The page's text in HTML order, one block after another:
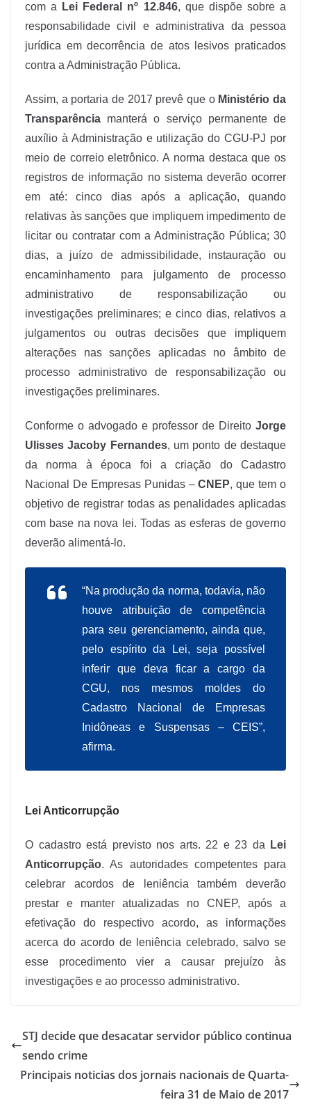
com a
Lei Federal nº 12.846, que dispõe sobre a
responsabilidade civil e administrativa da pessoa
jurídica em decorrência de atos lesivos praticados
contra a Administração Pública.
Assim, a portaria de 2017 prevê que o Ministério da
Transparência manterá o serviço permanente de
auxílio à Administração e utilização do CGU-PJ por
meio de correio eletrônico. A norma destaca que os
registros de informação no sistema deverão ocorrer
em até: cinco dias após a aplicação, quando
relativas às sanções que impliquem impedimento de
licitar ou contratar com a Administração Pública; 30
dias, a juízo de admissibilidade, instauração ou
encaminhamento para julgamento de processo
administrativo de responsabilização ou
investigações preliminares; e cinco dias, relativos a
julgamentos ou outras decisões que impliquem
alterações nas sanções aplicadas no âmbito de
processo administrativo de responsabilização ou
investigações preliminares.
Conforme o advogado e professor de Direito Jorge
Ulisses Jacoby Fernandes, um ponto de destaque
da norma à época foi a criação do Cadastro
Nacional De Empresas Punidas –CNEP, que tem o
objetivo de registrar todas as penalidades aplicadas
com base na nova lei. Todas as esferas de governo
deverão alimentá-lo.
“Na produção da norma, todavia, não
houve atribuição de competência
para seu gerenciamento, ainda que,
pelo espírito da Lei, seja possível
inferir que deva ficar a cargo da
CGU, nos mesmos moldes do
Cadastro Nacional de Empresas
Inidôneas e Suspensas – CEIS”,
afirma.
Lei Anticorrupção
O cadastro está previsto nos arts. 22 e 23 da
Lei
Anticorrupção. As autoridades competentes para
celebrar acordos de leniência também deverão
prestar e manter atualizadas no CNEP, após a
efetivação do respectivo acordo, as informações
acerca do acordo de leniência celebrado, salvo se
esse procedimento vier a causar prejuízo às
investigações e ao processo administrativo.
STJ decide que desacatar servidor público continua
sendo crime
Principais noticias dos jornais nacionais de Quarta-
feira 31 de Maio de 2017